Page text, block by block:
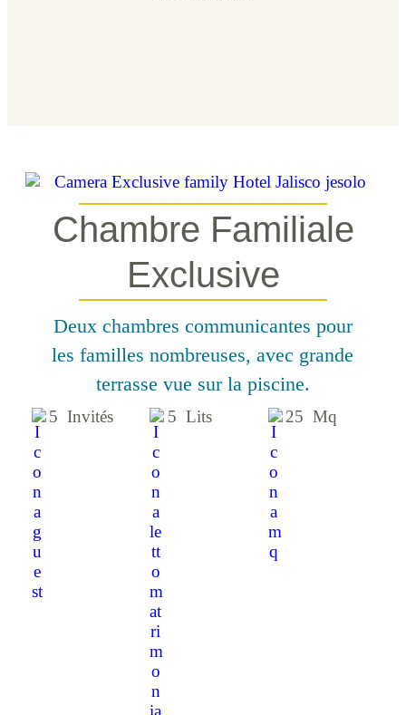
Chambre Familiale
Exclusive
Deux chambres communicantes pour
les familles nombreuses, avec grande
terrasse vue sur la piscine.
5 Invités 5 Lits 25 Mq